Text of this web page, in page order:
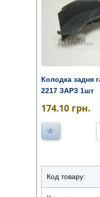
Колодка задня
2217 ЗАРЗ 1шт
174.10 грн.
Код товару: